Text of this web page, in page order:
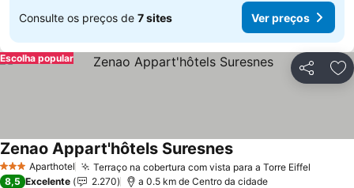
Consulte os preços de 7 sites Ver preços
Partilhar
Escolha popular
3 EstrelasAparthotel Terraço na cobertura com vista para a Torre Eiffel
Zenao Appart'hôtels SuresnesVer preços
8,5 Excelente 2.270 a 0.5 km de Centro da cidade